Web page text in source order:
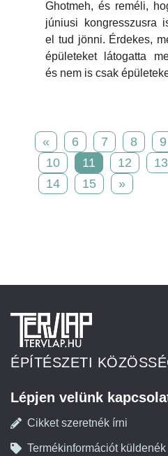
Ghotmeh, és reméli,
júniusi kongresszusra
el tud jönni. Érdekes,
épületeket látogatta
és nem is csak
« 6 7 8
9
10
11 12
13
14
15 »
ÉPÍTÉSZETI
Lépjen velünk
Cikket szeretnék írni
Termékinformációt küldenék